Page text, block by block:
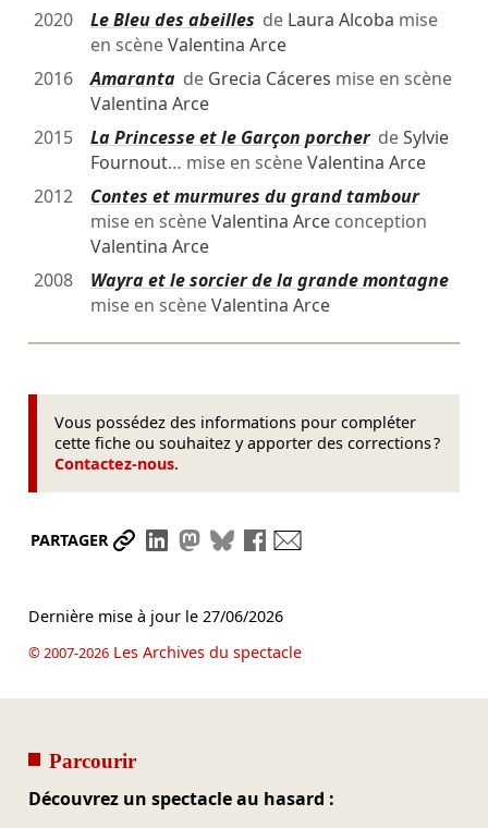
2020
Le Bleu des abeilles de Laura Alcoba mise
en scèneValentina Arce
2016
Amarantade Grecia Cáceres mise en scène
Valentina Arce
2015
La Princesse et le Garçon porcherdeSylvie
Fournout… mise en scèneValentina Arce
2012
Contes et murmures du grand tambour
mise en scèneValentina Arceconception
Valentina Arce
2008
Wayra et le sorcier de la grande montagne
mise en scèneValentina Arce
Vous possédez des informations pour compléter
cette fiche ou souhaitez y apporter des corrections ?
Contactez-nous.
PARTAGER Partager le lien
Partager sur LinkedIn
Partager sur Mastodon
Partager sur Bluesky
Partager sur Facebook
Dernière mise à jour le 27/06/2026
© 2007-2026Les Archives du spectacle
Parcourir
Découvrez un spectacle au hasard :